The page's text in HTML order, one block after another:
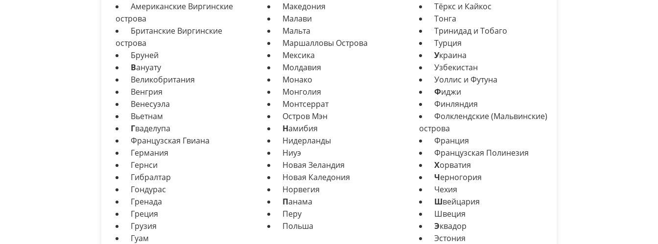
Американские Виргинские
острова
Британские Виргинские
острова
Бруней
Вануату
Великобритания
Венгрия
Венесуэла
Вьетнам
Гваделупа
Французская Гвиана
Германия
Гернси
Гибралтар
Гондурас
Гренада
Греция
Грузия
Гуам
Македония
Малави
Мальта
Маршалловы Острова
Мексика
Молдавия
Монако
Монголия
Монтсеррат
Остров Мэн
Намибия
Нидерланды
Ниуэ
Новая Зеландия
Новая Каледония
Норвегия
Панама
Перу
Польша
Тёркс и Кайкос
Тонга
Тринидад и Тобаго
Турция
Украина
Узбекистан
Уоллис и Футуна
Фиджи
Финляндия
Фолклендские (Мальвинские)
острова
Франция
Французская Полинезия
Хорватия
Черногория
Чехия
Швейцария
Швеция
Эквадор
Эстония